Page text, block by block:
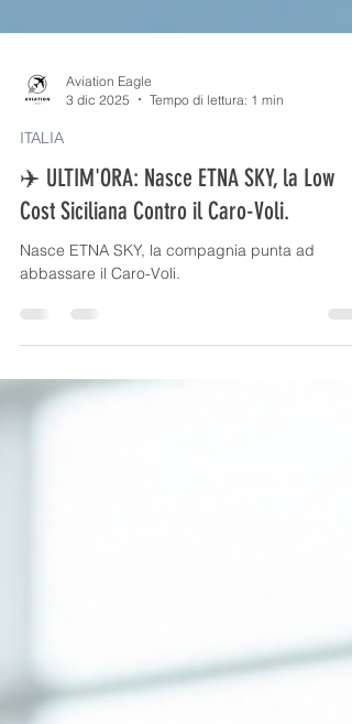
3 dic 2025
Tempo di lettura: 1 min
ITALIA
✈️ ULTIM'ORA: Nasce ETNA SKY, la Low
Cost Siciliana Contro il Caro-Voli.
abbassare il Caro-Voli.